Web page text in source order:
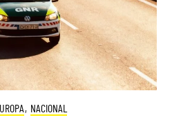
, NACIONAL